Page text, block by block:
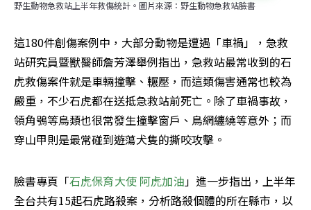
野生動物急救站上半年救傷統計。圖片來源：野生動物急救站臉書
這180件創傷案例中，大部分動物是遭遇「車禍」，急救
站研究員暨獸醫師詹芳澤舉例指出，急救站最常收到的石
虎救傷案件就是車輛撞擊、輾壓，而這類傷害通常也較為
嚴重，不少石虎都在送抵急救站前死亡。除了車禍事故，
領角鴞等鳥類也很常發生撞擊窗戶、鳥網纏繞等意外；而
穿山甲則是最常碰到遊蕩犬隻的撕咬攻擊。
臉書專頁「石虎保育大使 阿虎加油」進一步指出，上半年
全台共有15起石虎路殺案，分析路殺個體的所在縣市，以